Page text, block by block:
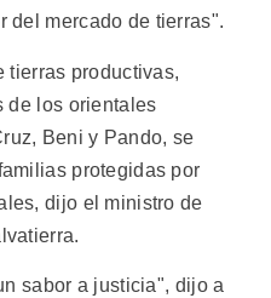
del mercado de tierras".
tierras productivas,
de los orientales
Beni y Pando, se
protegidas por
dijo el ministro de
sabor a justicia", dijo a